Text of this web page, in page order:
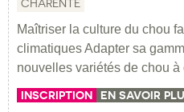
CHARENTE
Maîtriser la culture du chou
climatiques Adapter sa
nouvelles variétés de chou à
INSCRIPTION EN SAVOIR